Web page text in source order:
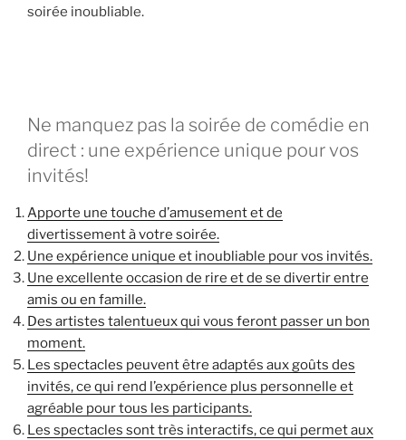
soirée inoubliable.
Ne manquez pas la soirée de comédie en
direct : une expérience unique pour vos
invités!
Apporte une touche d’amusement et de
divertissement à votre soirée.
Une expérience unique et inoubliable pour vos invités.
Une excellente occasion de rire et de se divertir entre
amis ou en famille.
Des artistes talentueux qui vous feront passer un bon
moment.
Les spectacles peuvent être adaptés aux goûts des
invités, ce qui rend l’expérience plus personnelle et
agréable pour tous les participants.
Les spectacles sont très interactifs, ce qui permet aux